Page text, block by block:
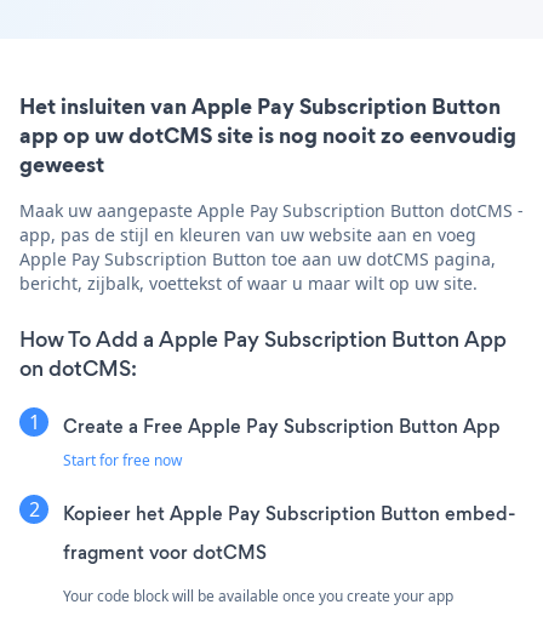
Het insluiten van Apple Pay Subscription Button
app op uw dotCMS site is nog nooit zo eenvoudig
geweest
Maak uw aangepaste Apple Pay Subscription Button dotCMS -
app, pas de stijl en kleuren van uw website aan en voeg
Apple Pay Subscription Button toe aan uw dotCMS pagina,
bericht, zijbalk, voettekst of waar u maar wilt op uw site.
How To Add a Apple Pay Subscription Button App
on dotCMS:
Create a Free Apple Pay Subscription Button App
Start for free now
Kopieer het Apple Pay Subscription Button embed-
fragment voor dotCMS
Your code block will be available once you create your app